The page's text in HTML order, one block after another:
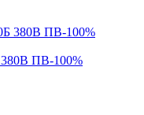
ПВ-100%